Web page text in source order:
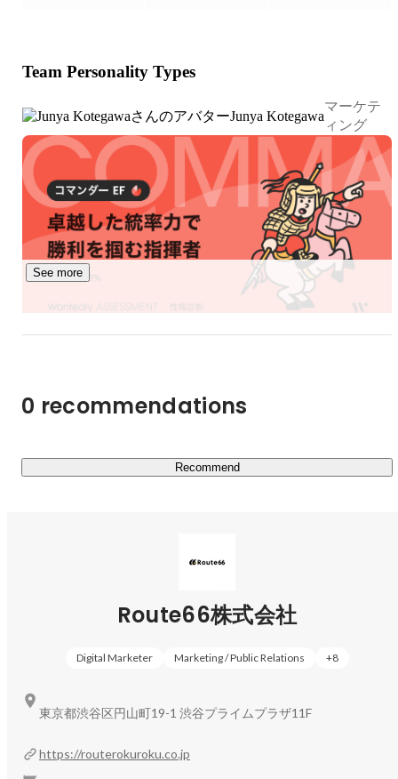
構築している点です。
Webマーケティングというのは、営業のように「どうす
ればこのサービスや商品が買ってもらえるのか？」を突き
詰める一面があり、かなりの属人性があります。
そのため、クライアントもどのマーケティングの会社に依
頼をするのか＝誰にマーケティングを依頼するのかという
図ができています。
だからこそ、代表自身、業界で現在約10年間のマーケテ
ィング経験を持ち、これまで売れなかった商品のスケール
また、正解のない「商品を確実に売る」ということにおい
そ、弊社に入り2年目のメンバーが全員結果を出すマーケ
ターとなることができています。
主な事業は、TikTokやインスタグラム、YouTube、
広告運用代行です。
クライアント様から依頼を受けた商品やサービスをどうす
を行います。
「どうしたら商品を売ることができるのか？」その方法を
Team Personality Types
Junya Kotegawa
マーケテ
ィング
See more
0 recommendations
Recommend
Route66株式会社
Digital Marketer Marketing / Public Relations +8
https://routerokuroku.co.jp
東京都渋谷区円山町19-1 渋谷プライムプラザ11F